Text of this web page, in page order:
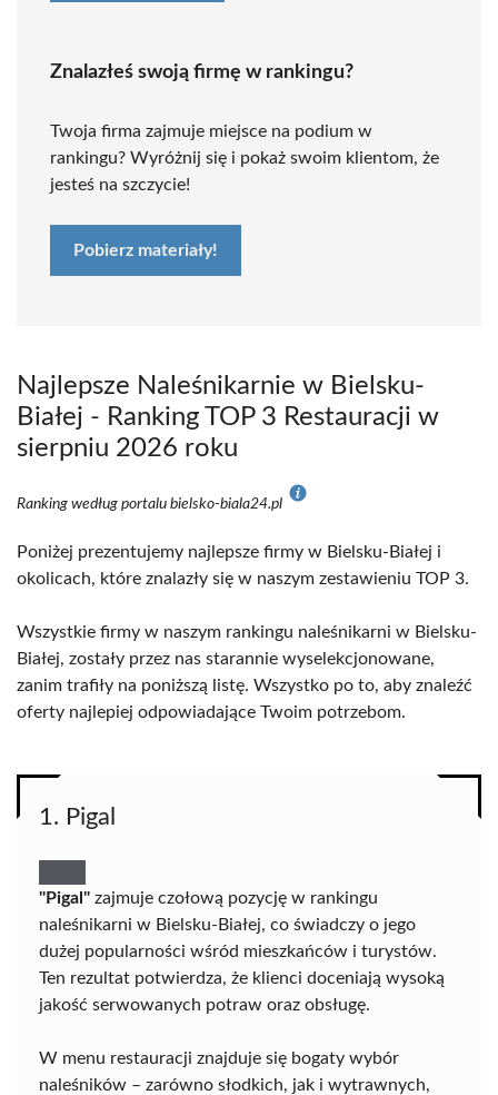
Znalazłeś swoją firmę w rankingu?
Twoja firma zajmuje miejsce na podium w
rankingu? Wyróżnij się i pokaż swoim klientom, że
jesteś na szczycie!
Pobierz materiały!
Najlepsze Naleśnikarnie w Bielsku-
Białej - Ranking TOP 3 Restauracji w
sierpniu 2026 roku
Ranking według portalu bielsko-biala24.pl
Poniżej prezentujemy najlepsze firmy w Bielsku-Białej i
okolicach, które znalazły się w naszym zestawieniu TOP 3.
Wszystkie firmy w naszym rankingu naleśnikarni w Bielsku-
Białej, zostały przez nas starannie wyselekcjonowane,
zanim trafiły na poniższą listę. Wszystko po to, aby znaleźć
oferty najlepiej odpowiadające Twoim potrzebom.
1. Pigal
"Pigal" zajmuje czołową pozycję w rankingu
naleśnikarni w Bielsku-Białej, co świadczy o jego
dużej popularności wśród mieszkańców i turystów.
Ten rezultat potwierdza, że klienci doceniają wysoką
jakość serwowanych potraw oraz obsługę.
W menu restauracji znajduje się bogaty wybór
naleśników – zarówno słodkich, jak i wytrawnych,